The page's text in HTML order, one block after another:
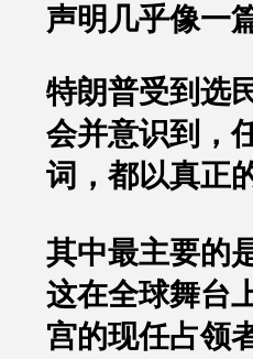
声明几乎像一
特朗普受到选
会并意识到，
词，都以真正
其中最主要的
这在全球舞台
宫的现任占领